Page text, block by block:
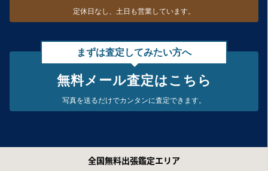
定休日なし、 土日も営業しています。
まずは査定してみたい方へ
無料メール査定はこちら
写真を送るだけでカンタンに査定できます。
全国無料出張鑑定エリア